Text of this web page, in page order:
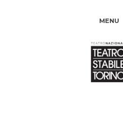
MENU